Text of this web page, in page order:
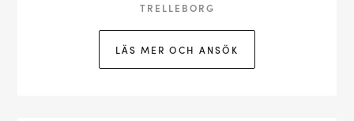
TRELLEBORG
LÄS MER OCH ANSÖK